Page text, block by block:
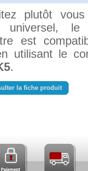
plutôt vous
universel, le
est
utilisant le
.
la fiche produit